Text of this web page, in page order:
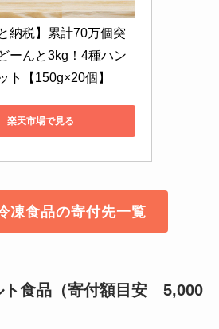
納税】累計70万個突
ーんと3kg！4種ハン
ト【150g×20個】
楽天市場で見る
凍食品の寄付先一覧
ト食品（寄付額目安 5,000